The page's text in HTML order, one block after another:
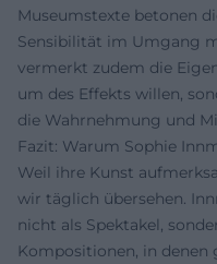
Museumstexte betonen
Sensibilität im Umgang
vermerkt zudem die
um des Effekts willen,
die Wahrnehmung und
Fazit: Warum Sophie
Weil ihre Kunst
wir täglich übersehen.
nicht als Spektakel,
Kompositionen, in